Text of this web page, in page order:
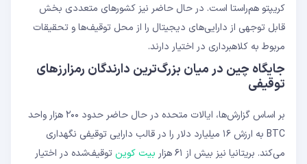
کریپتو هم‌راستا است. در حال حاضر نیز کشورهای متعددی بخش
قابل توجهی از دارایی‌های دیجیتال را از محل توقیف‌ها و تحقیقات
مربوط به کلاهبرداری در اختیار دارند.
جایگاه چین در میان بزرگ‌ترین دارندگان رمزارزهای
توقیفی
بر اساس گزارش‌ها، ایالات متحده در حال حاضر حدود ۲۰۰ هزار واحد
BTC به ارزش ۱۶ میلیارد دلار را در قالب دارایی توقیفی نگهداری
می‌کند. بریتانیا نیز بیش از ۶۱ هزار
بیت‌ کوین توقیف‌شده در اختیار